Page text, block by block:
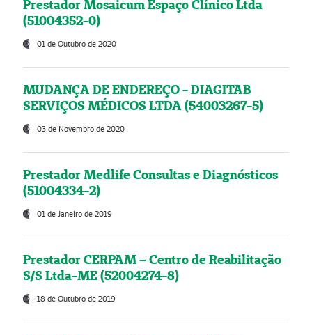
Prestador Mosaicum Espaço Clínico Ltda
(51004352-0)
01 de Outubro de 2020
MUDANÇA DE ENDEREÇO - DIAGITAB
SERVIÇOS MÉDICOS LTDA (54003267-5)
03 de Novembro de 2020
Prestador Medlife Consultas e Diagnósticos
(51004334-2)
01 de Janeiro de 2019
Prestador CERPAM – Centro de Reabilitação
S/S Ltda-ME (52004274-8)
18 de Outubro de 2019